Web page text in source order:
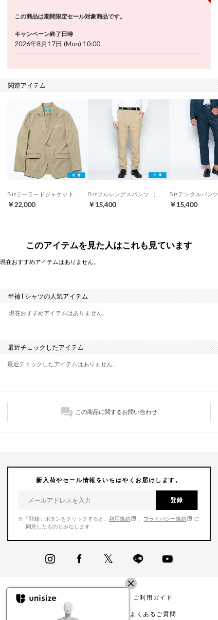
この商品は期間限定セール対象商品です。
キャンペーン終了日時
2026年8月17日 (Mon) 10:00
関連アイテム
￥22,000 ￥15,400 ￥15,400
このアイテムを見た人はこれも見ています
現在おすすめアイテムはありません。
半袖Tシャツの人気アイテム
現在おすすめアイテムはありません。
最近チェックしたアイテム
最近チェックしたアイテムはありません。
この商品に関するお問い合わせ
新入荷やセール情報をいちはやくお届けします。
登録
※「登録」ボタンをクリックすると、 利用規約 プライバシー規約
に
同意したものとみなします
商品一覧
店舗リスト
ご利用ガイド
よくあるご質問